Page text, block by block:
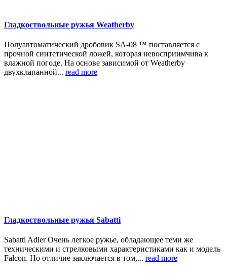
Гладкоствольные ружья Weatherby
Полуавтоматический дробовик SA-08 ™ поставляется с
прочной синтетической ложей, которая невосприимчива к
влажной погоде. На основе зависимой от Weatherby
двухклапанной... read more
Гладкоствольные ружья Sabatti
Sabatti Adler Очень легкое ружье, обладающее теми же
техническими и стрелковыми характеристиками как и модель
Falcon. Но отличие заключается в том,... read more